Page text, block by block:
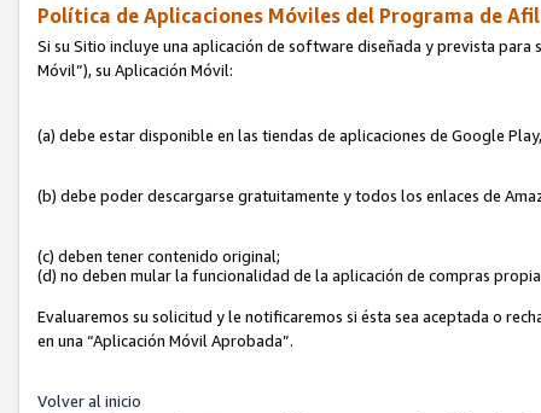
Política de Aplicaciones Móviles del Programa de
Si su Sitio incluye una aplicación de software diseñada y prevista
Móvil”), su Aplicación Móvil:
(a) debe estar disponible en las tiendas de aplicaciones de Google
(b) debe poder descargarse gratuitamente y todos los enlaces de
(c) deben tener contenido original;
(d) no deben mular la funcionalidad de la aplicación de compras
Evaluaremos su solicitud y le notificaremos si ésta sea aceptada o
en una “Aplicación Móvil Aprobada”.
Volver al inicio